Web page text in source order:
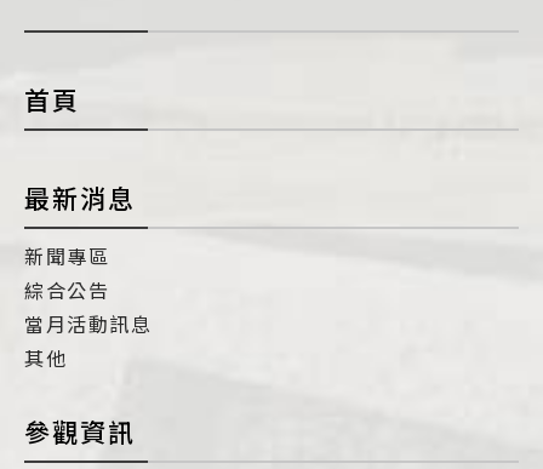
首頁
最新消息
新聞專區
綜合公告
當月活動訊息
其他
參觀資訊